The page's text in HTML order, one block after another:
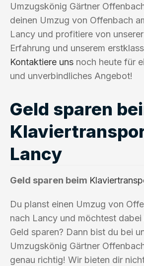
Umzugskönig Gärtner
deinen Umzug von Offenbach
Lancy und profitiere von
Erfahrung und unserem
Kontaktiere uns noch heute für
und unverbindliches Angebot!
Geld sparen
Lancy
Geld sparen beim
Du planst einen Umzug von
nach Lancy und möchtest
Geld sparen? Dann bist du bei
Umzugskönig Gärtner
genau richtig! Wir bieten dir